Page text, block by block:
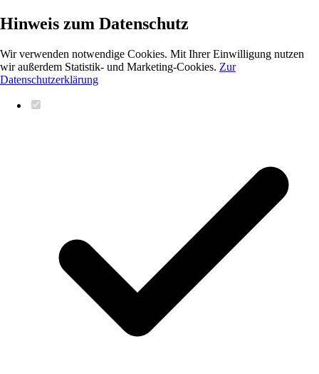
Hinweis zum Datenschutz
Wir verwenden notwendige Cookies. Mit Ihrer Einwilligung nutzen
wir außerdem Statistik- und Marketing-Cookies. Zur
Datenschutzerklärung